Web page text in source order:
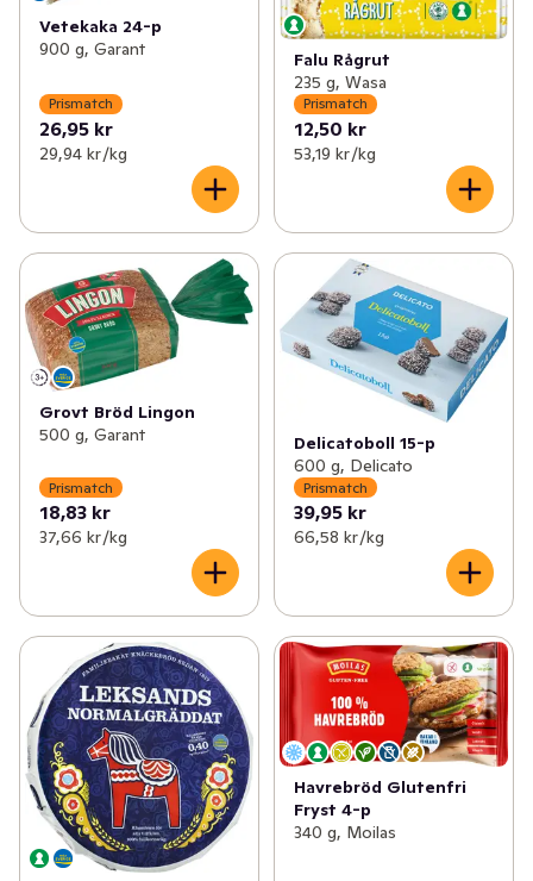
Vetekaka 24-p
900 g, Garant
Prismatch
26,95 kr
29,94 kr /kg
Falu Rågrut
235 g, Wasa
Prismatch
12,50 kr
53,19 kr /kg
Grovt Bröd Lingon
500 g, Garant
Prismatch
18,83 kr
37,66 kr /kg
Delicatoboll 15-p
600 g, Delicato
Prismatch
39,95 kr
66,58 kr /kg
Havrebröd Glutenfri
Fryst 4-p
340 g, Moilas